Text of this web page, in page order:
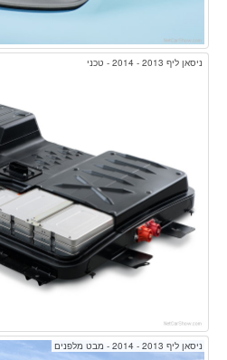
ניסאן ליף 2013 - 2014 - טכני
ניסאן ליף 2013 - 2014 - מבט מלפנים